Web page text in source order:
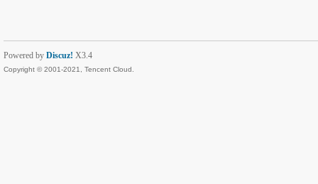
Powered by Discuz! X3.4
Copyright © 2001-2021, Tencent Cloud.